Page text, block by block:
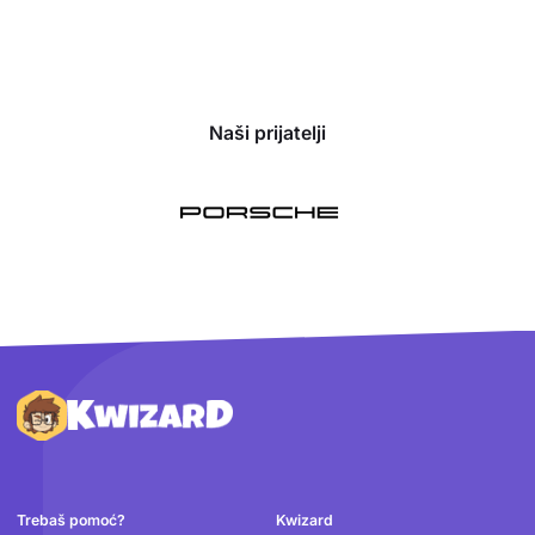
Naši prijatelji
Podnožje
Trebaš pomoć? Kwizard